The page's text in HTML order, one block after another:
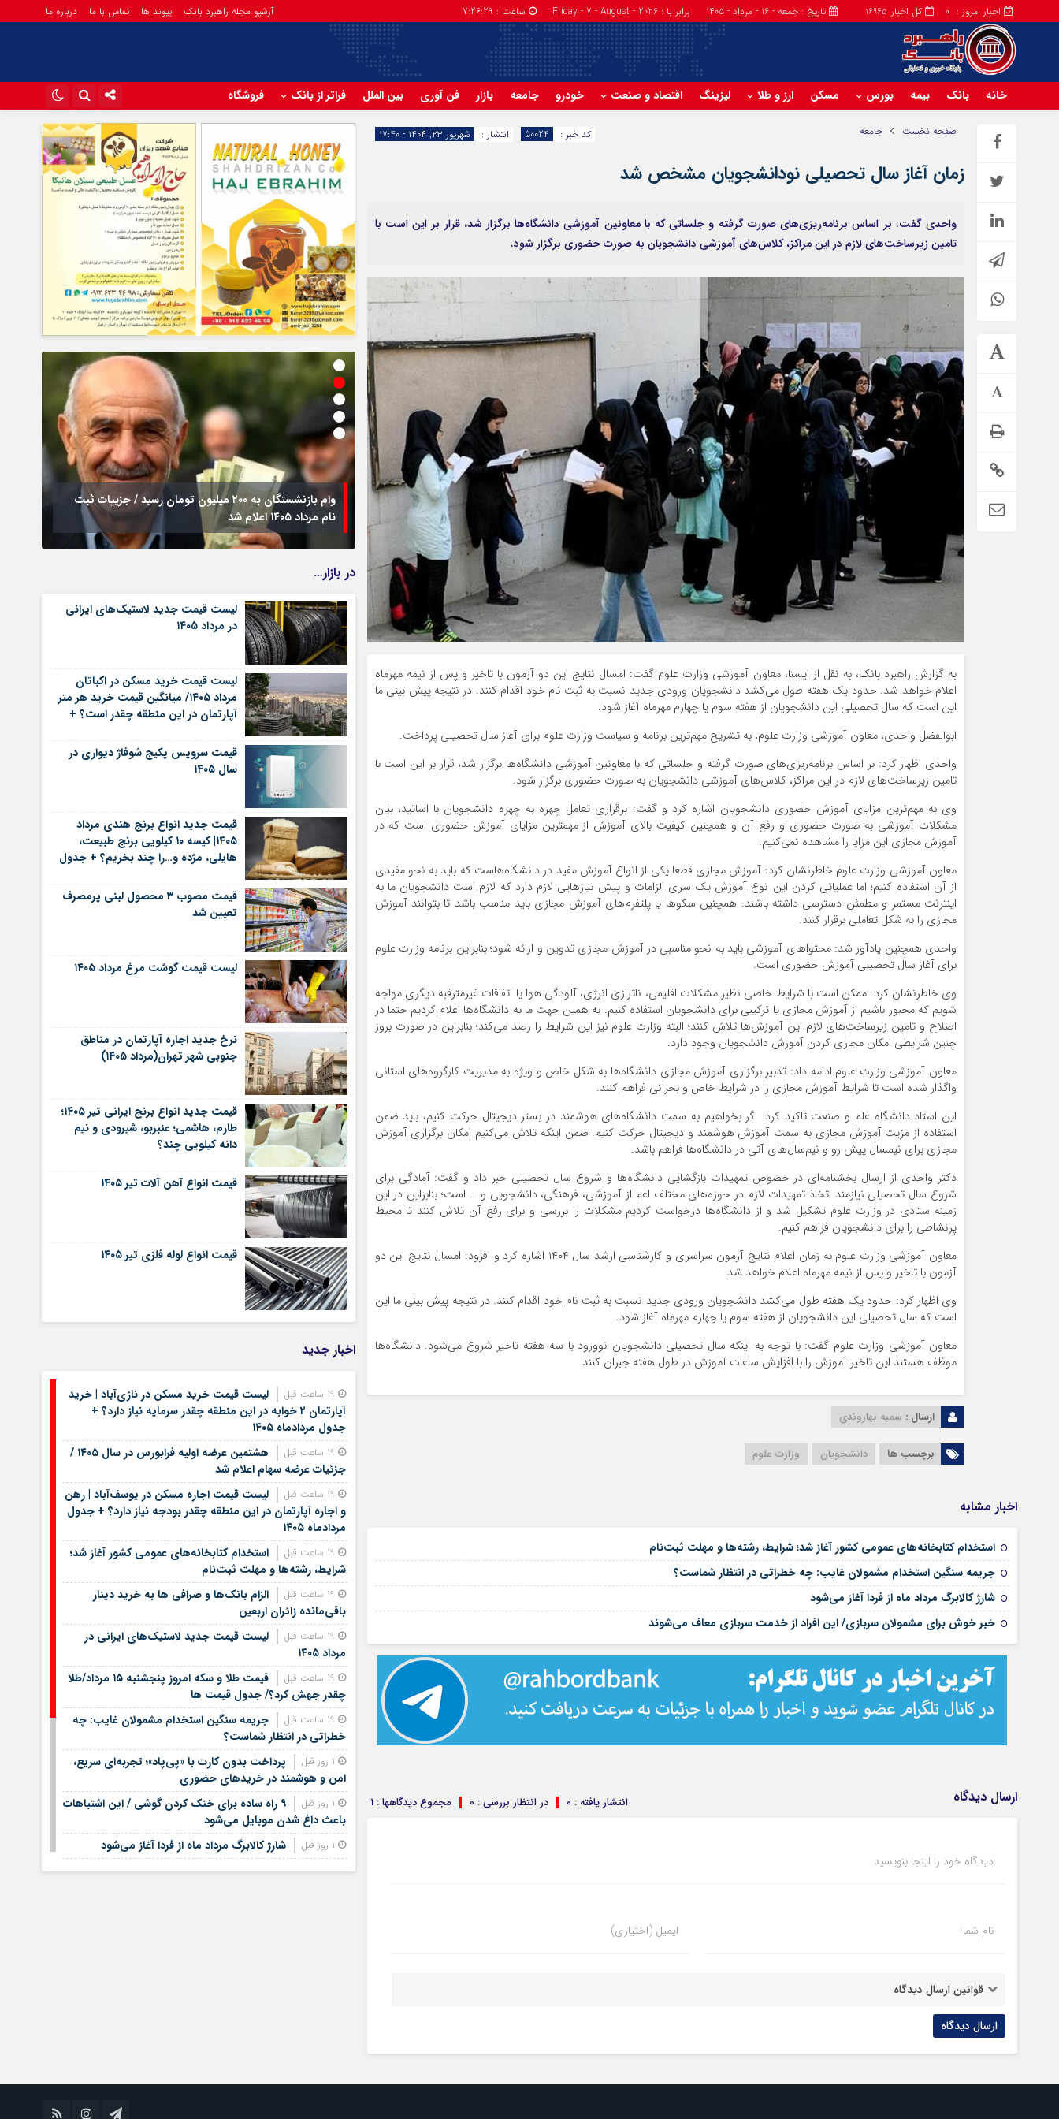
کل اخبار 16965 اخبار امروز : 0 تاریخ : جمعه - ۱۶ - مرداد - ۱۴۰۵ برابر با : Friday - 7 - August - 2026 ساعت : 7:26:30 آرشیو مجله راهبرد بانک پیوند ها تماس با ما درباره ما
خانه بانک بیمه بورس مسکن ارز و طلا لیزینگ اقتصاد و صنعت خودرو جامعه بازار فن آوری بین الملل فراتر از بانک فروشگاه
اینستاگرام
تلگرام
آپارات
صفحه نخست جامعه انتشار : شهریور ۲۳, ۱۴۰۴ - ۱۷:۴۰ کد خبر : 50024
زمان آغاز سال تحصیلی نودانشجویان مشخص شد
واحدی گفت: بر اساس برنامه‌ریزی‌های صورت گرفته و جلساتی که با معاونین آموزشی دانشگاه‌ها برگزار شد، قرار بر این است با
تامین زیرساخت‌های لازم در این مراکز، کلاس‌های آموزشی دانشجویان به صورت حضوری برگزار شود.
به گزارش راهبرد بانک، به نقل از ایسنا، معاون آموزشی وزارت علوم گفت: امسال نتایج این دو آزمون با تاخیر و پس از نیمه مهرماه
اعلام خواهد شد. حدود یک هفته طول می‌کشد دانشجویان ورودی جدید نسبت به ثبت نام خود اقدام کنند. در نتیجه پیش بینی ما
این است که سال تحصیلی این دانشجویان از هفته سوم یا چهارم مهرماه آغاز شود.
ابوالفضل واحدی، معاون آموزشی وزارت علوم، به تشریح مهم‌ترین برنامه و سیاست وزارت علوم برای آغاز سال تحصیلی پرداخت.
واحدی اظهار کرد: بر اساس برنامه‌ریزی‌های صورت گرفته و جلساتی که با معاونین آموزشی دانشگاه‌ها برگزار شد، قرار بر این است با
تامین زیرساخت‌های لازم در این مراکز، کلاس‌های آموزشی دانشجویان به صورت حضوری برگزار شود.
وی به مهم‌ترین مزایای آموزش حضوری دانشجویان اشاره کرد و گفت: برقراری تعامل چهره به چهره دانشجویان با اساتید، بیان
مشکلات آموزشی به صورت حضوری و رفع آن و همچنین کیفیت بالای آموزش از مهمترین مزایای آموزش حضوری است که در
آموزش مجازی این مزایا را مشاهده نمی‌کنیم.
معاون آموزشی وزارت علوم خاطرنشان کرد: آموزش مجازی قطعا یکی از انواع آموزش مفید در دانشگاه‌هاست که باید به نحو مفیدی
از آن استفاده کنیم؛ اما عملیاتی کردن این نوع آموزش یک سری الزامات و پیش نیاز‌هایی لازم دارد که لازم است دانشجویان ما به
اینترنت مستمر و مطمئن دسترسی داشته باشند. همچنین سکو‌ها یا پلتفرم‌های آموزش مجازی باید مناسب باشد تا بتوانند آموزش
مجازی را به شکل تعاملی برقرار کنند.
واحدی همچنین یادآور شد: محتوا‌های آموزشی باید به نحو مناسبی در آموزش مجازی تدوین و ارائه شود؛ بنابراین برنامه وزارت علوم
برای آغاز سال تحصیلی آموزش حضوری است.
وی خاطرنشان کرد: ممکن است با شرایط خاصی نظیر مشکلات اقلیمی، ناترازی انرژی، آلودگی هوا یا اتفاقات غیرمترقبه دیگری مواجه
شویم که مجبور باشیم از آموزش مجازی یا ترکیبی برای دانشجویان استفاده کنیم. به همین جهت ما به دانشگاه‌ها اعلام کردیم حتما در
اصلاح و تامین زیرساخت‌های لازم این آموزش‌ها تلاش کنند؛ البته وزارت علوم نیز این شرایط را رصد می‌کند؛ بنابراین در صورت بروز
چنین شرایطی امکان مجازی کردن آموزش دانشجویان وجود دارد.
معاون آموزشی وزارت علوم ادامه داد: تدبیر برگزاری آموزش مجازی دانشگاه‌ها به شکل خاص و ویژه به مدیریت کارگروه‌های استانی
واگذار شده است تا شرایط آموزش مجازی را در شرایط خاص و بحرانی فراهم کنند.
این استاد دانشگاه علم و صنعت تاکید کرد: اگر بخواهیم به سمت دانشگاه‌های هوشمند در بستر دیجیتال حرکت کنیم، باید ضمن
استفاده از مزیت آموزش مجازی به سمت آموزش هوشمند و دیجیتال حرکت کنیم. ضمن اینکه تلاش می‌کنیم امکان برگزاری آموزش
مجازی برای نیمسال پیش رو و نیم‌سال‌های آتی در دانشگاه‌ها فراهم باشد.
دکتر واحدی از ارسال بخشنامه‌ای در خصوص تمهیدات بازگشایی دانشگاه‌ها و شروع سال تحصیلی خبر داد و گفت: آمادگی برای
شروع سال تحصیلی نیازمند اتخاذ تمهیدات لازم در حوزه‌های مختلف اعم از آموزشی، فرهنگی، دانشجویی و … است؛ بنابراین در این
زمینه ستادی در وزارت علوم تشکیل شد و از دانشگاه‌ها درخواست کردیم مشکلات را بررسی و برای رفع آن تلاش کنند تا محیط
پرنشاطی را برای دانشجویان فراهم کنیم.
معاون آموزشی وزارت علوم به زمان اعلام نتایج آزمون سراسری و کارشناسی ارشد سال ۱۴۰۴ اشاره کرد و افزود: امسال نتایج این دو
آزمون با تاخیر و پس از نیمه مهرماه اعلام خواهد شد.
وی اظهار کرد: حدود یک هفته طول می‌کشد دانشجویان ورودی جدید نسبت به ثبت نام خود اقدام کنند. در نتیجه پیش بینی ما این
است که سال تحصیلی این دانشجویان از هفته سوم یا چهارم مهرماه آغاز شود.
معاون آموزشی وزارت علوم گفت: با توجه به اینکه سال تحصیلی دانشجویان نوورود با سه هفته تاخیر شروع می‌شود. دانشگاه‌ها
موظف هستند این تاخیر آموزش را با افزایش ساعات آموزش در طول هفته جبران کنند.
ارسال : سمیه بهاروندی
برچسب ها دانشجویان وزارت علوم
اخبار مشابه
استخدام کتابخانه‌های عمومی کشور آغاز شد؛ شرایط، رشته‌ها و مهلت ثبت‌نام
جریمه سنگین استخدام مشمولان غایب: چه خطراتی در انتظار شماست؟
شارژ کالابرگ مرداد ماه از فردا آغاز می‌شود
خبر خوش برای مشمولان سربازی/ این افراد از خدمت سربازی معاف می‌شوند
ارسال دیدگاه مجموع دیدگاهها : 1 در انتظار بررسی : 0 انتشار یافته : 0
دیدگاه خود را اینجا بنویسید
نام شما ایمیل (اختیاری)
قوانین ارسال دیدگاه
اطلاعیه تامین اجتماعی درباره واریز حقوق تیر بازنشستگان تمدید خودکار بیمه سلامت دهک‌های اقتصادی ۱ تا ۵ تهران
وام بازنشستگان به ۲۰۰ میلیون تومان رسید / جزییات ثبت
نام مرداد ۱۴۰۵ اعلام شد
در بازار…
لیست قیمت جدید لاستیک‌های ایرانی
در مرداد ۱۴۰۵
لیست قیمت خرید مسکن در اکباتان
مرداد ۱۴۰۵/ میانگین قیمت خرید هر متر
آپارتمان در این منطقه چقدر است؟ +
قیمت سرویس پکیج شوفاژ دیواری در
سال ۱۴۰۵
قیمت جدید انواع برنج هندی مرداد
۱۴۰۵| کیسه ۱۰ کیلویی برنج طبیعت،
هایلی، مژده و…را چند بخریم؟ + جدول
قیمت مصوب ۳ محصول لبنی پرمصرف
تعیین شد
لیست قیمت گوشت مرغ مرداد ۱۴۰۵
نرخ جدید اجاره آپارتمان در مناطق
جنوبی شهر تهران(مرداد ۱۴۰۵)
قیمت جدید انواع برنج ایرانی تیر ۱۴۰۵؛
طارم، هاشمی؛ عنبربو، شیرودی و نیم
دانه کیلویی چند؟
قیمت انواع آهن آلات تیر ۱۴۰۵
قیمت انواع لوله فلزی تیر ۱۴۰۵
اخبار جدید
لیست قیمت خرید مسکن در نازی‌آباد | خرید
آپارتمان ۲ خوابه در این منطقه چقدر سرمایه نیاز دارد؟ +
جدول مردادماه ۱۴۰۵
هشتمین عرضه اولیه فرابورس در سال ۱۴۰۵ /
جزئیات عرضه سهام اعلام شد
لیست قیمت اجاره مسکن در یوسف‌آباد | رهن
و اجاره آپارتمان در این منطقه چقدر بودجه نیاز دارد؟ + جدول
مردادماه ۱۴۰۵
استخدام کتابخانه‌های عمومی کشور آغاز شد؛
شرایط، رشته‌ها و مهلت ثبت‌نام
الزام بانک‌ها و صرافی ها به خرید دینار
باقی‌مانده زائران اربعین
لیست قیمت جدید لاستیک‌های ایرانی در
مرداد ۱۴۰۵
قیمت طلا و سکه امروز پنجشنبه ۱۵ مرداد/طلا
چقدر جهش کرد؟/ جدول قیمت ها
جریمه سنگین استخدام مشمولان غایب: چه
خطراتی در انتظار شماست؟
پرداخت بدون کارت با «پی‌پاد»؛ تجربه‌ای سریع،
امن و هوشمند در خریدهای حضوری
۹ راه ساده برای خنک کردن گوشی / این اشتباهات
باعث داغ شدن موبایل می‌شود
شارژ کالابرگ مرداد ماه از فردا آغاز می‌شود
1 روز قبل
لیست قیمت اجاره مسکن در شهرک غرب |